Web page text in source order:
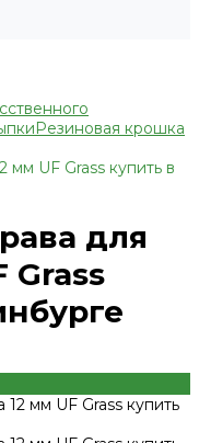
Резиновая крошка
мм UF Grass купить в
для
Grass